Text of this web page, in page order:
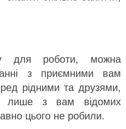
для роботи, можна
з приємними вам
рідними та друзями,
з вам відомих
цього не робили.